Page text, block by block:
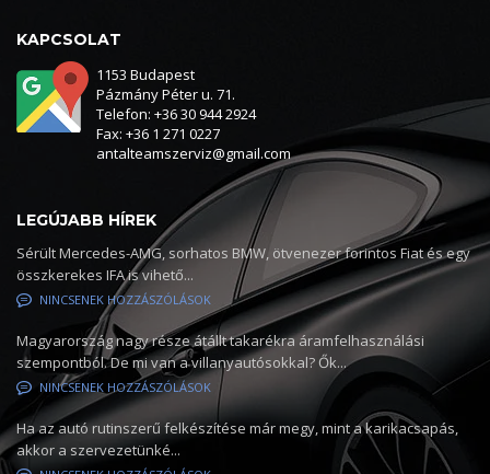
KAPCSOLAT
1153 Budapest
Pázmány Péter u. 71.
Telefon: +36 30 944 2924
Fax: +36 1 271 0227
antalteamszerviz@gmail.com
LEGÚJABB HÍREK
Sérült Mercedes-AMG, sorhatos BMW, ötvenezer forintos Fiat és egy
összkerekes IFA is vihető...
NINCSENEK HOZZÁSZÓLÁSOK
Magyarország nagy része átállt takarékra áramfelhasználási
szempontból. De mi van a villanyautósokkal? Ők...
NINCSENEK HOZZÁSZÓLÁSOK
Ha az autó rutinszerű felkészítése már megy, mint a karikacsapás,
akkor a szervezetünké...